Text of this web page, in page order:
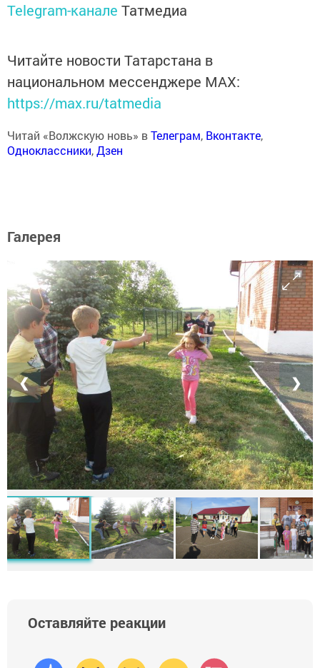
Telegram-канале Татмедиа
Читайте новости Татарстана в
национальном мессенджере MАХ:
https://max.ru/tatmedia
Читай «Волжскую новь» вТелеграм, Вконтакте,
Одноклассники,Дзен
Галерея
❮ ❯
Оставляйте реакции